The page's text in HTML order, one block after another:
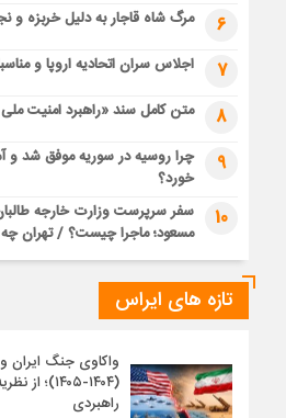
6 مرگ شاه قاجار به دلیل خربزه و
7 اجلاس سران اتحادیه اروپا و
8 متن کامل سند «راهبرد امنیت ملی
9
چرا روسیه در سوریه موفق شد و
خورد؟
10
سفر سرپرست وزارت خارجه
مسعود؛ ماجرا چیست؟ / تهران
تازه های ایراس
واکاوی جنگ ایران و
(۱۴۰۴-
راهبردی